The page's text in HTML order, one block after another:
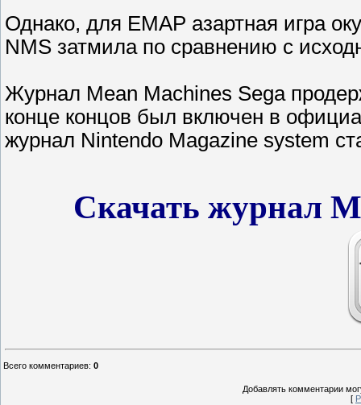
Однако, для EMAP азартная игра
NMS затмила по сравнению с
Журнал Mean Machines Sega
конце концов был включен в
журнал Nintendo Magazine system
Скачать журнал
Всего комментариев: 0
Добавлять комментарии
[